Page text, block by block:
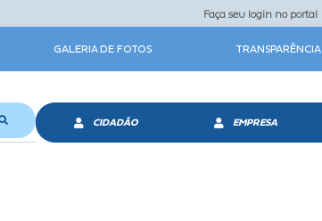
Faça seu login no portal
GALERIA DE FOTOS TRANSPARÊNCIA
CIDADÃO EMPRESA